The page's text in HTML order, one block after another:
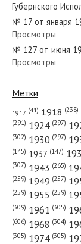
№ 104 от мая
№ 114 от июня
№ 55 от марта
Губернского
№ 17 от января
Просмотры
№ 127 от июня
Просмотры
Метки
1917 (41) 1918 (238)
(291) 1924 (297)
(302) 1930 (297)
(145) 1937 (147)
(307) 1943 (265)
(259) 1949 (257)
(259) 1955 (259)
(309) 1961 (305)
(606) 1968 (304)
(305) 1974 (305)